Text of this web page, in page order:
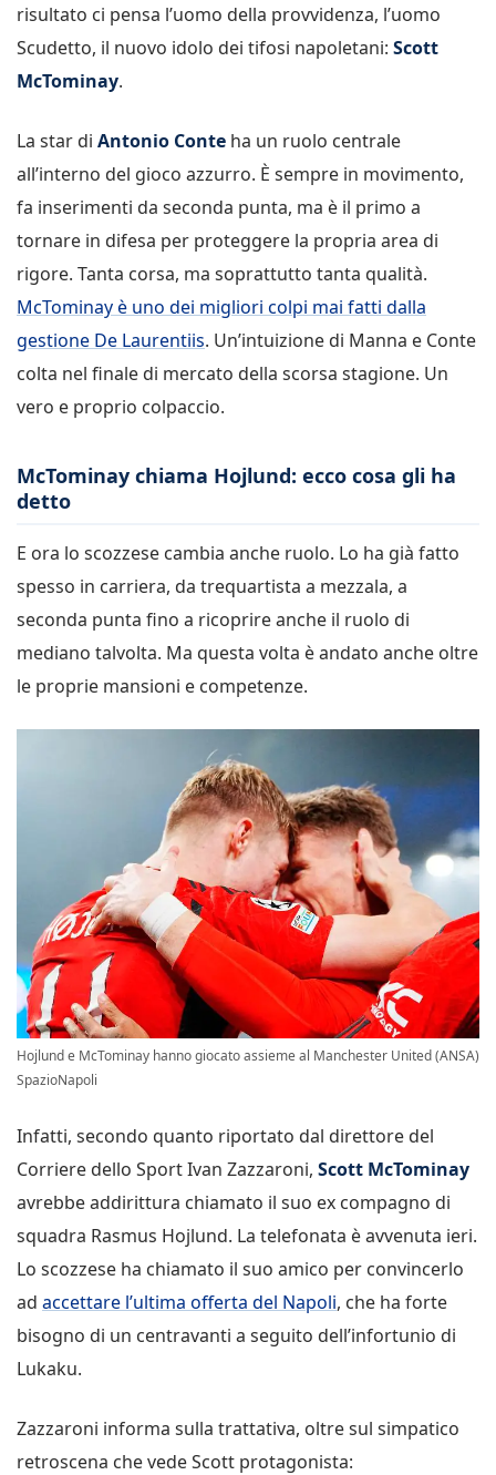
risultato ci pensa l’uomo della provvidenza, l’uomo
Scudetto, il nuovo idolo dei tifosi napoletani: Scott
McTominay.
La star di Antonio Conte ha un ruolo centrale
all’interno del gioco azzurro. È sempre in movimento,
fa inserimenti da seconda punta, ma è il primo a
tornare in difesa per proteggere la propria area di
rigore. Tanta corsa, ma soprattutto tanta qualità.
McTominay è uno dei migliori colpi mai fatti dalla
gestione De Laurentiis. Un’intuizione di Manna e Conte
colta nel finale di mercato della scorsa stagione. Un
vero e proprio colpaccio.
McTominay chiama Hojlund: ecco cosa gli ha
detto
E ora lo scozzese cambia anche ruolo. Lo ha già fatto
spesso in carriera, da trequartista a mezzala, a
seconda punta fino a ricoprire anche il ruolo di
mediano talvolta. Ma questa volta è andato anche oltre
le proprie mansioni e competenze.
Hojlund e McTominay hanno giocato assieme al Manchester United (ANSA)
SpazioNapoli
Infatti, secondo quanto riportato dal direttore del
Corriere dello Sport Ivan Zazzaroni, Scott McTominay
avrebbe addirittura chiamato il suo ex compagno di
squadra Rasmus Hojlund. La telefonata è avvenuta ieri.
Lo scozzese ha chiamato il suo amico per convincerlo
ad accettare l’ultima offerta del Napoli, che ha forte
bisogno di un centravanti a seguito dell’infortunio di
Lukaku.
Zazzaroni informa sulla trattativa, oltre sul simpatico
retroscena che vede Scott protagonista: